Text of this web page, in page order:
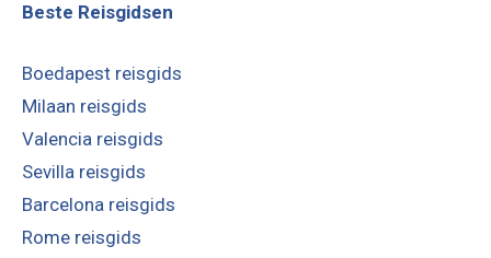
Beste Reisgidsen
Boedapest reisgids
Milaan reisgids
Valencia reisgids
Sevilla reisgids
Barcelona reisgids
Rome reisgids